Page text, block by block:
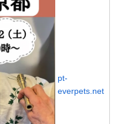
pt-
everpets.net